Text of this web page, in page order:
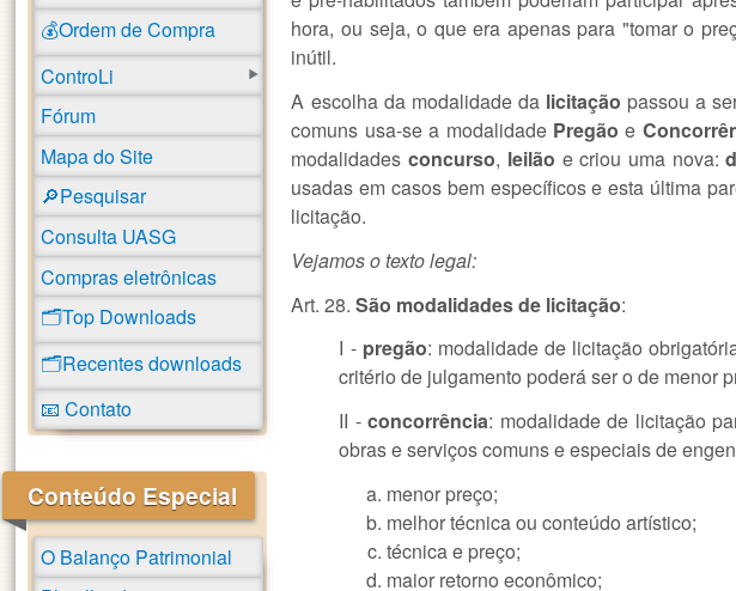
hora, ou seja, o que era apenas para "tomar o
inútil.
A escolha da modalidade da licitação passou a
comuns usa-se a modalidade Pregãoe
modalidadesconcurso, leilão e criou uma nova:
usadas em casos bem específicos e esta última
licitação.
Vejamos o texto legal:
Art. 28.São modalidades de licitação:
I - pregão: modalidade de licitação
critério de julgamento poderá ser o de menor
II -concorrência: modalidade de licitação
obras e serviços comuns e especiais de
menor preço;
melhor técnica ou conteúdo artístico;
técnica e preço;
maior retorno econômico;
💰Ordem de Compra
ControLi
Fórum
Mapa do Site
🔎Pesquisar
Consulta UASG
Compras eletrônicas
🗂️Top Downloads
🗂️Recentes downloads
📧 Contato
Conteúdo Especial
O Balanço Patrimonial